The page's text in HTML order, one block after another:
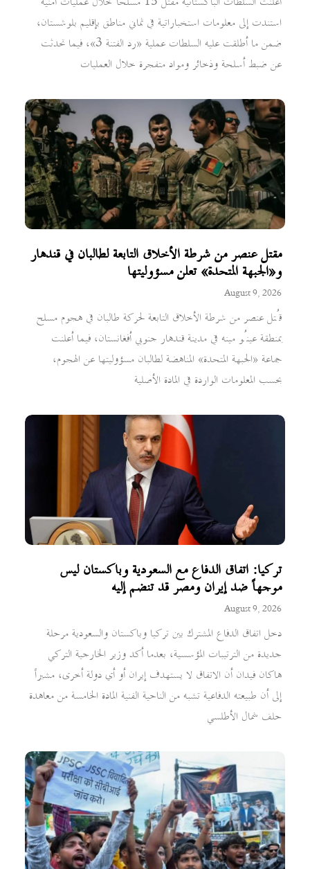
استندت إلى معلومات استخباراتية في ثماني مناطق بإقليم بلوشستان،
ضمن ما أطلقت عليه السلطات عملية «رد الفتنة 3»، فيما تحدثت
عن ضبط أسلحة وذخائر ومواد متفجرة خلال العمليات
مقتل عنصر من شرطة الأخلاق التابعة لطالبان في قندهار
و«الجبهة المتحدة» تعلن مسؤوليتها
August 9, 2026
قُتل عنصر من شرطة الأخلاق التابعة لحركة طالبان في هجوم مسلح
بمنطقة عينُو مينه في مدينة قندهار جنوبي أفغانستان، فيما أعلنت
جماعة «الجبهة المتحدة» المناهضة لطالبان مسؤوليتها عن الهجوم،
بحسب المعلومات الواردة في المادة الأصلية
تركيا: اتفاق الدفاع مع السعودية وباكستان ليس
موجهاً ضد إيران ومصر قد تنضم إليه
August 9, 2026
دخل اتفاق الدفاع المشترك بين تركيا وباكستان والسعودية مرحلة
جديدة من الترتيبات المؤسسية، بعدما أكد وزير الخارجية التركي
هاكان فيدان أن الاتفاق لا يستهدف إيران أو أي دولة أخرى، مشيراً
إلى أن طبيعته الدفاعية تشبه من الناحية الفنية المادة الخامسة من معاهدة
حلف شمال الأطلسي